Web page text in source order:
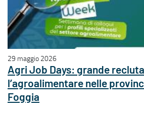
29 maggio 2026
Agri Job Days: grande
l’agroalimentare nelle
Foggia